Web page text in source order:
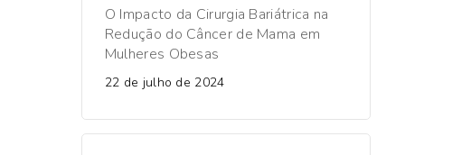
O Impacto da Cirurgia Bariátrica na
Redução do Câncer de Mama em
Mulheres Obesas
22 de julho de 2024